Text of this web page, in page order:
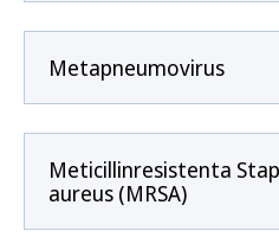
Metapneumovirus
Meticillinresistenta
aureus (MRSA)